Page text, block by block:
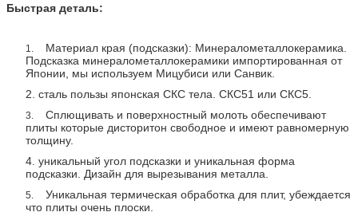
Быстрая деталь:
1. Материал края (подсказки): Минералометаллокерамика.
Подсказка минералометаллокерамики импортированная от
Японии, мы используем Мицубиси или Санвик.
2. сталь пользы японская СКС тела. СКС51 или СКС5.
3. Сплющивать и поверхностный молоть обеспечивают
плиты которые дисторитон свободное и имеют равномерную
толщину.
4. уникальный угол подсказки и уникальная форма
подсказки. Дизайн для вырезывания металла.
5. Уникальная термическая обработка для плит, убеждается
что плиты очень плоски.